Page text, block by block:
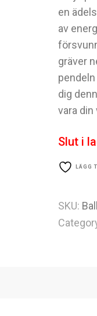
en
av
gräver
dig
vara
Slut i
LÄGG
SKU: